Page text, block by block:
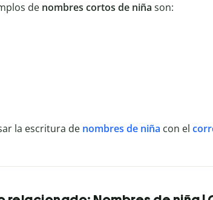
de nombres cortos de niña son:
la escritura de nombres de niña con el